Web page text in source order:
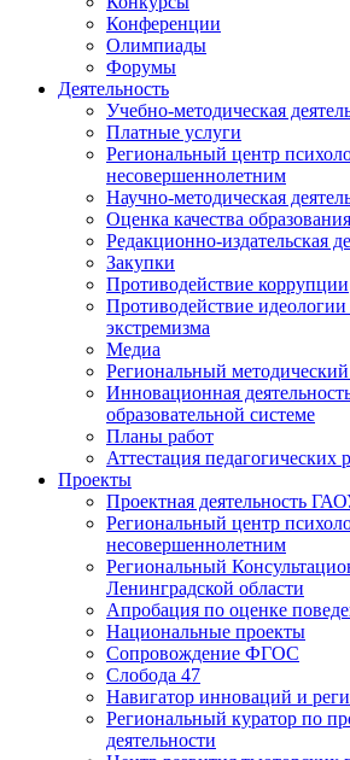
Конференции
Олимпиады
Форумы
Деятельность
Учебно-методическая
Платные услуги
Региональный центр
несовершеннолетним
Научно-методическая
Оценка качества образования
Редакционно-издательская
Закупки
Противодействие коррупции
Противодействие идеологии
экстремизма
Медиа
Региональный
Инновационная
образовательной системе
Планы работ
Аттестация педагогических
Проекты
Проектная деятельность
Региональный центр
несовершеннолетним
Региональный
Ленинградской области
Апробация по оценке
Национальные проекты
Сопровождение ФГОС
Слобода 47
Навигатор инноваций и
Региональный куратор по
деятельности